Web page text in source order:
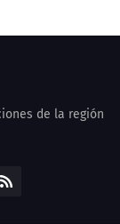
de la región